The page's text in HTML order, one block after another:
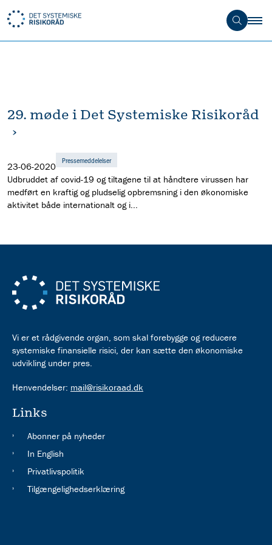
29. møde i Det Systemiske Risikoråd
23-06-2020
Pressemeddelelser
Udbruddet af covid-19 og tiltagene til at håndtere virussen har
medført en kraftig og pludselig opbremsning i den økonomiske
aktivitet både internationalt og i...
Vi er et rådgivende organ, som skal forebygge og reducere
systemiske finansielle risici, der kan sætte den økonomiske
udvikling under pres.
Henvendelser: mail@risikoraad.dk
Links
Abonner på nyheder
In English
Privatlivspolitik
Tilgængelighedserklæring